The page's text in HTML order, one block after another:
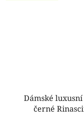
Dámské
černé